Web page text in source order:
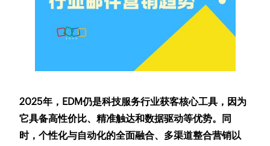
2025年，EDM仍是科技服务行业获客核心工具，因为
它具备高性价比、精准触达和数据驱动等优势。同
时，个性化与自动化的全面融合、多渠道整合营销以